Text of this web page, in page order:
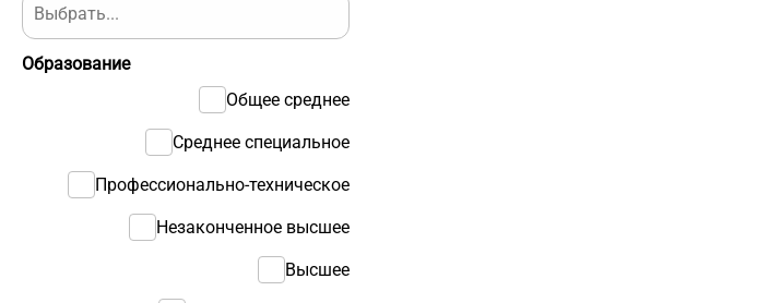
Образование
Общее среднее
Среднее специальное
Профессионально-техническое
Незаконченное высшее
Высшее